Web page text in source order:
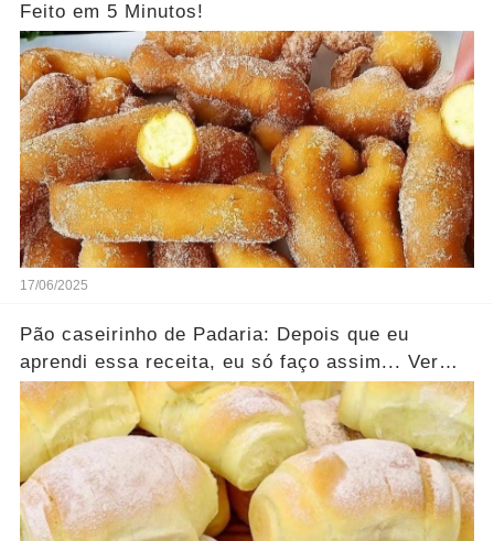
Feito em 5 Minutos!
17/06/2025
Pão caseirinho de Padaria: Depois que eu
aprendi essa receita, eu só faço assim... Ver
mais